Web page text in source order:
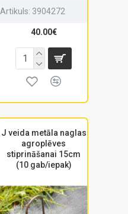
Artikuls: 3904272
40.00€
J veida metāla naglas
agroplēves
stiprināšanai 15cm
(10 gab/iepak)